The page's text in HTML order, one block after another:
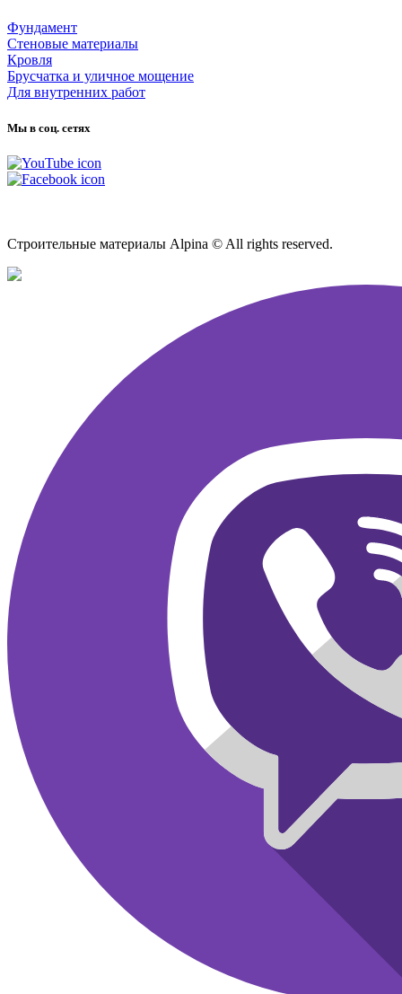
Фундамент
Стеновые материалы
Кровля
Брусчатка и уличное мощение
Для внутренних работ
Мы в соц. сетях
Строительные материалы Alpina © All rights reserved.